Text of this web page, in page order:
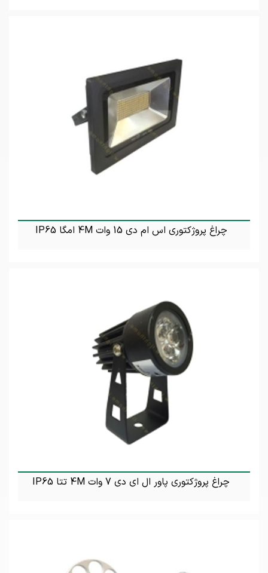
چراغ پروژکتوری اس ام دی 15 وات 4M امگا IP65
چراغ پروژکتوری پاور ال ای دی 7 وات 4M تتا IP65